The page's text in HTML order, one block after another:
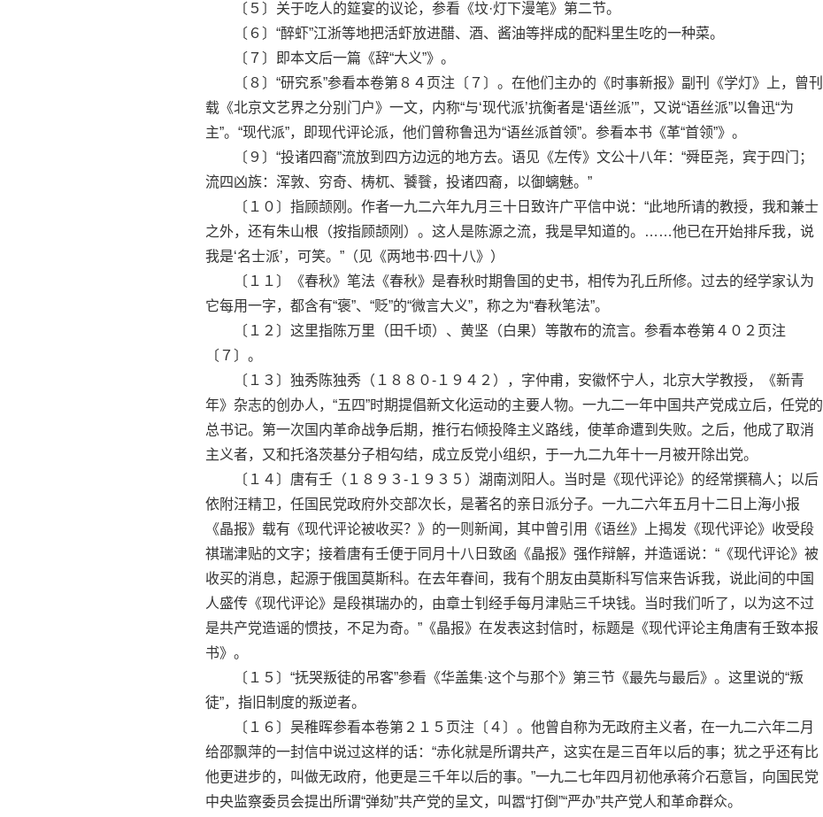
〔５〕关于吃人的筵宴的议论，参看《坟·灯下漫笔》第二节。
〔６〕“醉虾”江浙等地把活虾放进醋、酒、酱油等拌成的配料里生吃的一种菜。
〔７〕即本文后一篇《辞“大义”》。
〔８〕“研究系”参看本卷第８４页注〔７〕。在他们主办的《时事新报》副刊《学灯》上，曾刊
载《北京文艺界之分别门户》一文，内称“与‘现代派’抗衡者是‘语丝派’”，又说“语丝派”以鲁迅“为
主”。“现代派”，即现代评论派，他们曾称鲁迅为“语丝派首领”。参看本书《革“首领”》。
〔９〕“投诸四裔”流放到四方边远的地方去。语见《左传》文公十八年：“舜臣尧，宾于四门；
流四凶族：浑敦、穷奇、梼杌、饕餮，投诸四裔，以御螭魅。”
〔１０〕指顾颉刚。作者一九二六年九月三十日致许广平信中说：“此地所请的教授，我和兼士
之外，还有朱山根（按指顾颉刚）。这人是陈源之流，我是早知道的。……他已在开始排斥我，说
我是‘名士派’，可笑。”（见《两地书·四十八》）
〔１１〕《春秋》笔法《春秋》是春秋时期鲁国的史书，相传为孔丘所修。过去的经学家认为
它每用一字，都含有“褒”、“贬”的“微言大义”，称之为“春秋笔法”。
〔１２〕这里指陈万里（田千顷）、黄坚（白果）等散布的流言。参看本卷第４０２页注
〔７〕。
〔１３〕独秀陈独秀（１８８０-１９４２），字仲甫，安徽怀宁人，北京大学教授，《新青
年》杂志的创办人，“五四”时期提倡新文化运动的主要人物。一九二一年中国共产党成立后，任党的
总书记。第一次国内革命战争后期，推行右倾投降主义路线，使革命遭到失败。之后，他成了取消
主义者，又和托洛茨基分子相勾结，成立反党小组织，于一九二九年十一月被开除出党。
〔１４〕唐有壬（１８９３-１９３５）湖南浏阳人。当时是《现代评论》的经常撰稿人；以后
依附汪精卫，任国民党政府外交部次长，是著名的亲日派分子。一九二六年五月十二日上海小报
《晶报》载有《现代评论被收买？》的一则新闻，其中曾引用《语丝》上揭发《现代评论》收受段
祺瑞津贴的文字；接着唐有壬便于同月十八日致函《晶报》强作辩解，并造谣说：“《现代评论》被
收买的消息，起源于俄国莫斯科。在去年春间，我有个朋友由莫斯科写信来告诉我，说此间的中国
人盛传《现代评论》是段祺瑞办的，由章士钊经手每月津贴三千块钱。当时我们听了，以为这不过
是共产党造谣的惯技，不足为奇。”《晶报》在发表这封信时，标题是《现代评论主角唐有壬致本报
书》。
〔１５〕“抚哭叛徒的吊客”参看《华盖集·这个与那个》第三节《最先与最后》。这里说的“叛
徒”，指旧制度的叛逆者。
〔１６〕吴稚晖参看本卷第２１５页注〔４〕。他曾自称为无政府主义者，在一九二六年二月
给邵飘萍的一封信中说过这样的话：“赤化就是所谓共产，这实在是三百年以后的事；犹之乎还有比
他更进步的，叫做无政府，他更是三千年以后的事。”一九二七年四月初他承蒋介石意旨，向国民党
中央监察委员会提出所谓“弹劾”共产党的呈文，叫嚣“打倒”“严办”共产党人和革命群众。